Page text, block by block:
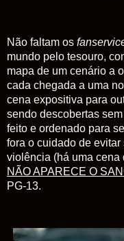
Não faltam os
mundo pelo tesouro,
mapa de um cenário a
cada chegada a uma
cena expositiva para
sendo descobertas
feito e ordenado para
fora o cuidado de
violência (há uma cena
NÃO APARECE O
PG-13.